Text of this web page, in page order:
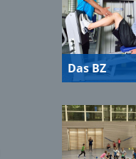
Das BZ